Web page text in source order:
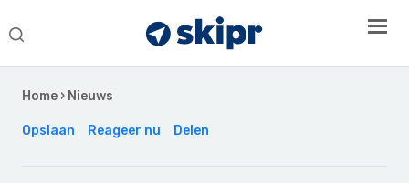
Search
Home › Nieuws
Opslaan Reageer nu Delen
Sidebar